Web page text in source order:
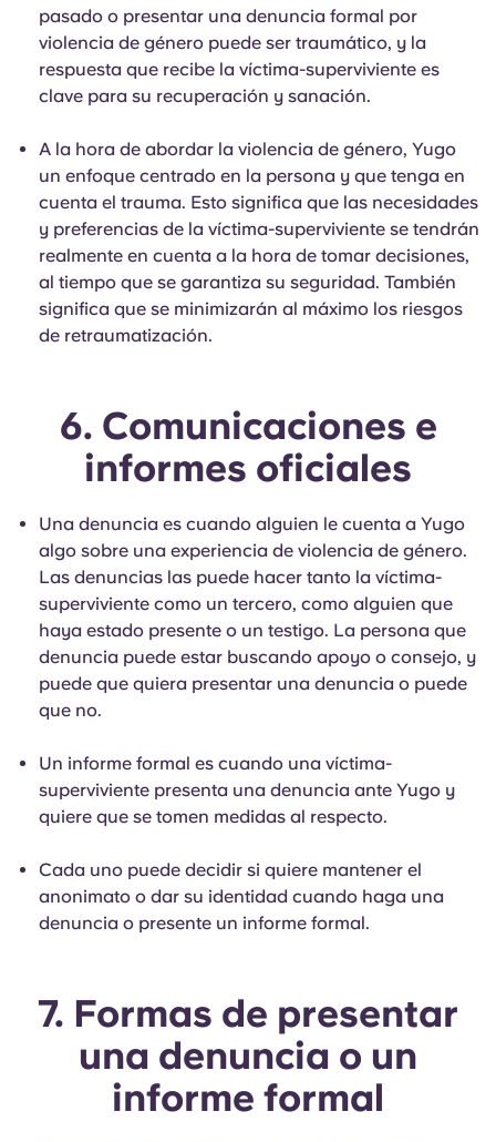
pasado o presentar una denuncia formal por
violencia de género puede ser traumático, y la
respuesta que recibe la víctima-superviviente es
clave para su recuperación y sanación.
A la hora de abordar la violencia de género, Yugo
un enfoque centrado en la persona y que tenga en
cuenta el trauma. Esto significa que las necesidades
y preferencias de la víctima-superviviente se tendrán
realmente en cuenta a la hora de tomar decisiones,
al tiempo que se garantiza su seguridad. También
significa que se minimizarán al máximo los riesgos
de retraumatización.
6. Comunicaciones e
informes oficiales
Una denuncia es cuando alguien le cuenta a Yugo
algo sobre una experiencia de violencia de género.
Las denuncias las puede hacer tanto la víctima-
superviviente como un tercero, como alguien que
haya estado presente o un testigo. La persona que
denuncia puede estar buscando apoyo o consejo, y
puede que quiera presentar una denuncia o puede
que no.
Un informe formal es cuando una víctima-
superviviente presenta una denuncia ante Yugo y
quiere que se tomen medidas al respecto.
Cada uno puede decidir si quiere mantener el
anonimato o dar su identidad cuando haga una
denuncia o presente un informe formal.
7. Formas de presentar
una denuncia o un
informe formal